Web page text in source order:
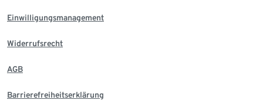
Einwilligungsmanagement
Widerrufsrecht
AGB
Barrierefreiheitserklärung